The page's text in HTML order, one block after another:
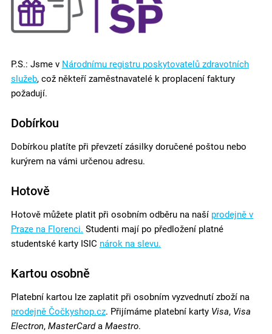
P.S.: Jsme v Národnímu registru poskytovatelů zdravotních
služeb, což někteří zaměstnavatelé k proplacení faktury
požadují.
Dobírkou
Dobírkou platíte při převzetí zásilky doručené poštou nebo
kurýrem na vámi určenou adresu.
Hotově
Hotově můžete platit při osobním odběru na naší prodejně v
Praze na Florenci. Studenti mají po předložení platné
studentské karty ISIC nárok na slevu.
Kartou osobně
Platební kartou lze zaplatit při osobním vyzvednutí zboží na
prodejně Čočkyshop.cz. Přijímáme platební karty Visa, Visa
Electron, MasterCarda Maestro.